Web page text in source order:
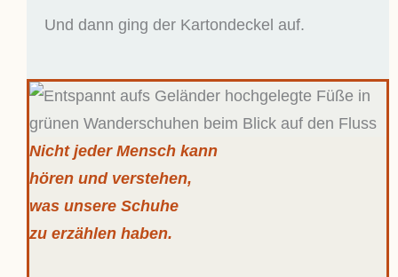
Und dann ging der Kartondeckel auf.
Nicht jeder Mensch kann
hören und verstehen,
was unsere Schuhe
zu erzählen haben.